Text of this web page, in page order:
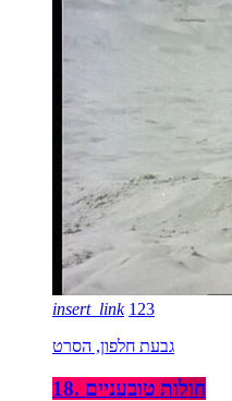
insert_link 123
גבעת חלפון, הסרט
18. חולות טובעניים